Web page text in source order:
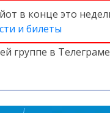
в конце это
и билеты
группе в